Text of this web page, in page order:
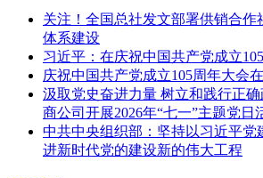
关注！全国总社发文部署供销合作
体系建设
习近平：在庆祝中国共产党成立
庆祝中国共产党成立105周年大会
汲取党史奋进力量 树立和践行正
商公司开展2026年“七一”主题党日
中共中央组织部：坚持以习近平党
进新时代党的建设新的伟大工程